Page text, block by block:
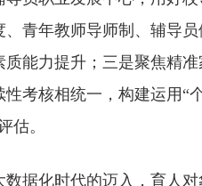
青年教师导师制、辅导
能力提升；三是聚焦精
考核相统一，构建运用“
估。
数据化时代的迈入，育人